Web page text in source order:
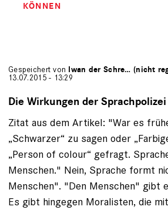
KÖNNEN
Gespeichert von Iwan der Schre… (nicht
13.07.2015 - 13:29
Die Wirkungen der Sprachpolizei
Zitat aus dem Artikel: "War es
„Schwarzer“ zu sagen oder
„Person of ­colour“ gefragt.
Menschen." Nein, Sprache formt
Menschen". "Den Menschen" gibt
Es gibt hingegen Moralisten, die